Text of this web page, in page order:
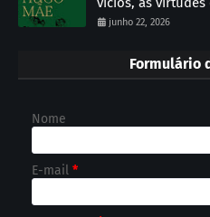
junho 22, 2026
Formulário
Nome
E-mail *